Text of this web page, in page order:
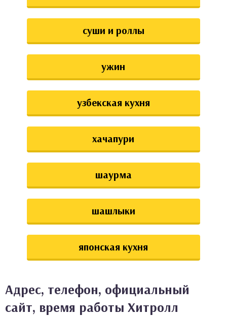
суши и роллы
ужин
узбекская кухня
хачапури
шаурма
шашлыки
японская кухня
Адрес, телефон, официальный
сайт, время работы Хитролл